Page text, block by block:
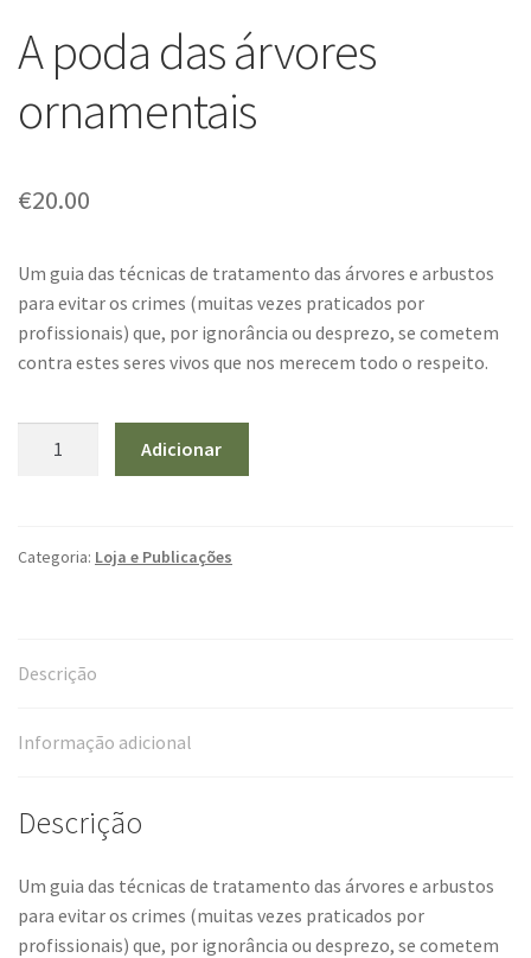
A poda das árvores
ornamentais
€20.00
Um guia das técnicas de tratamento das árvores e arbustos
para evitar os crimes (muitas vezes praticados por
profissionais) que, por ignorância ou desprezo, se cometem
contra estes seres vivos que nos merecem todo o respeito.
das
Adicionar
Categoria: Loja e Publicações
Descrição
Informação adicional
Descrição
Um guia das técnicas de tratamento das árvores e arbustos
para evitar os crimes (muitas vezes praticados por
profissionais) que, por ignorância ou desprezo, se cometem